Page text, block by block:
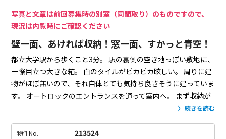
写真と文章は前回募集時の別室（同間取り）のものですので、
現況は内覧時にご確認ください
壁一面、あければ収納！窓一面、すかっと青空！
都立大学駅から歩くこと3分。 駅の裏側の空き地っぽい敷地に、
一際目立つ大きな箱。
白のタイルがピカピカ眩しい。 周りに建
物がほぼ無いので、それ自体とても気持ち良さそうに建っていま
す。
オートロックのエントランスを通って室内へ。
まず収納が
中身はハンガーパイ
様。そして浴室は少しだけ贅沢な仕様（？）、
続きを読む
物件No. 213524